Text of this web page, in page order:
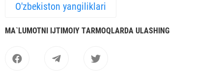
O'zbekiston yangiliklari
MА`LUMOTNI IJTIMOIY TАRMOQLАRDА ULАSHING